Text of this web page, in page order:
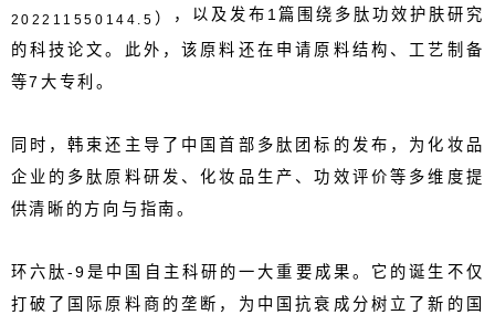
202211550144.5 ） ，以及发布 1篇围绕多肽功效护肤研究
的科技论文。此外，该原料还在申请原料结构、工艺制备
等7大专利。
同时，韩束还主导了中国首部多肽团标的发布，为化妆品
企业的多肽原料研发、化妆品生产、功效评价等多维度提
供清晰的方向与指南。
环六肽-9是中国自主科研的一大重要成果。 它的诞生不仅
打破了国际原料商的垄断，为中国抗衰成分树立了新的国